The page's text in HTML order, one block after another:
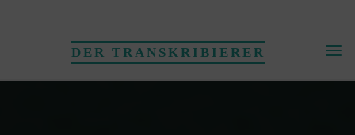
DER TRANSKRIBIERER